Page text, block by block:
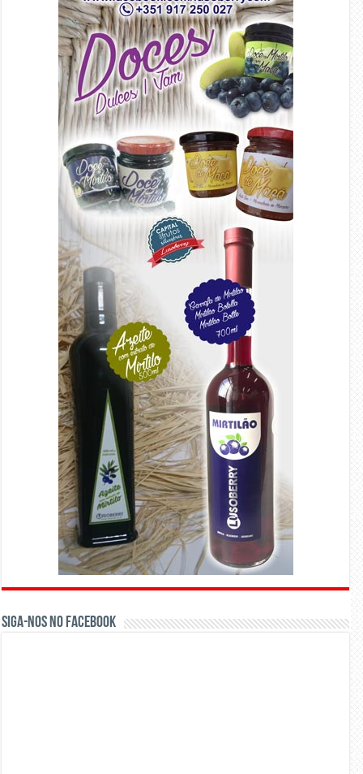
Siga-nos no Facebook